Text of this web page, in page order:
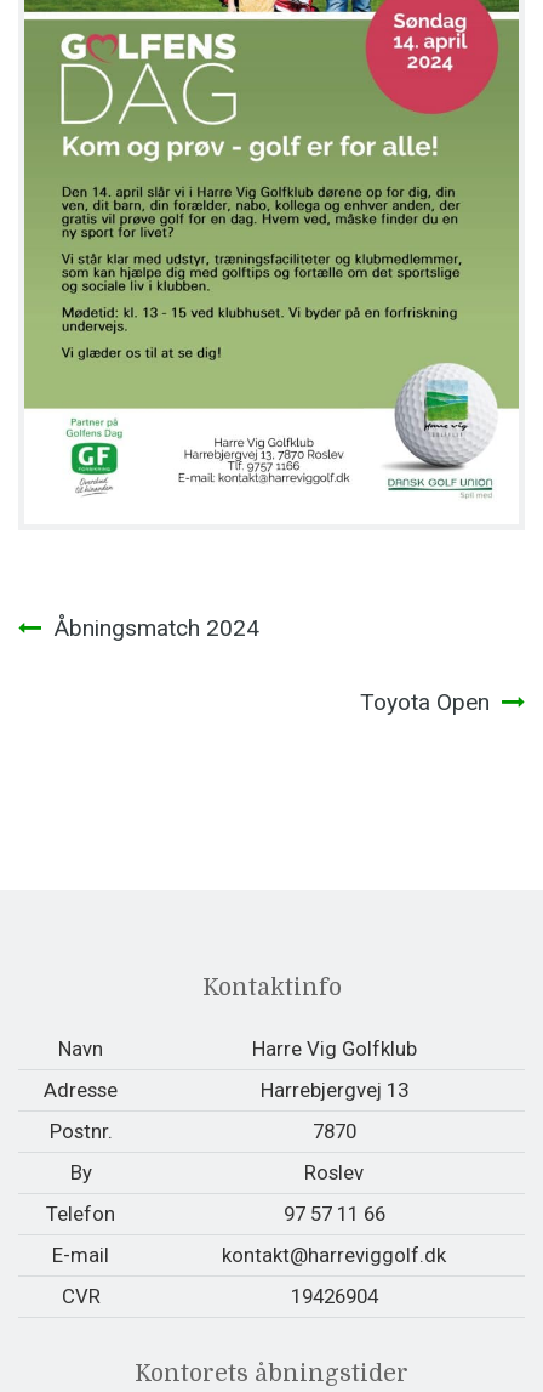
Indlægsnavigation
Åbningsmatch 2024
Toyota Open
Kontaktinfo
Navn
Harre Vig Golfklub
Adresse
Harrebjergvej 13
Postnr.
7870
By
Roslev
Telefon
97 57 11 66
E-mail
kontakt@harreviggolf.dk
CVR
19426904
Kontorets åbningstider